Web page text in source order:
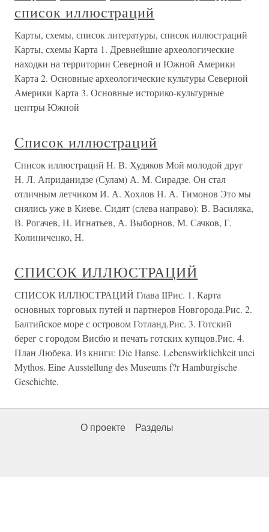
список иллюстраций
Карты, схемы, список литературы, список иллюстраций
Карты, схемы Карта 1. Древнейшие археологические
находки на территории Северной и Южной Америки
Карта 2. Основные археологические культуры Северной
Америки Карта 3. Основные историко-культурные
центры Южной
Список иллюстраций
Список иллюстраций Н. В. Худяков Мой молодой друг
Н. Л. Априданидзе (Сулам) А. М. Сирадзе. Он стал
отличным летчиком И. А. Хохлов Н. А. Тимонов Это мы
снялись уже в Киеве. Сидят (слева направо): В. Василяка,
В. Рогачев, Н. Игнатьев, А. Выборнов, М. Сачков, Г.
Колиниченко, Н.
СПИСОК ИЛЛЮСТРАЦИЙ
СПИСОК ИЛЛЮСТРАЦИЙ Глава IIРис. 1. Карта
основных торговых путей и партнеров Новгорода.Рис. 2.
Балтийское море с островом Готланд.Рис. 3. Готский
берег с городом Висбю и печать готских купцов.Рис. 4.
План Любека. Из книги: Die Hanse. Lebenswirklichkeit unci
Mythos. Eine Ausstellung des Museums f?r Hamburgische
Geschichte.
О проекте Разделы